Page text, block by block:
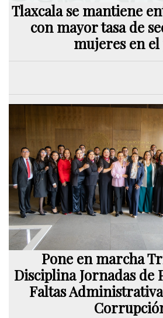
Tlaxcala se mantiene
con mayor tasa de
mujeres en el
Pone en marcha
Disciplina Jornadas de
Faltas